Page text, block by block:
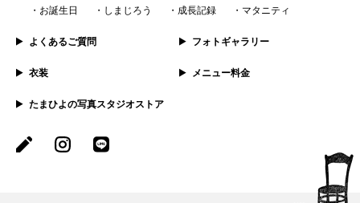
お誕生日 しまじろう 成長記録 マタニティ
よくあるご質問 フォトギャラリー
衣装 メニュー料金
たまひよの写真スタジオストア